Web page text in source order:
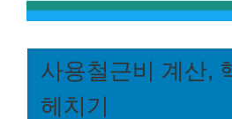
사용철근비 계산,
헤치기